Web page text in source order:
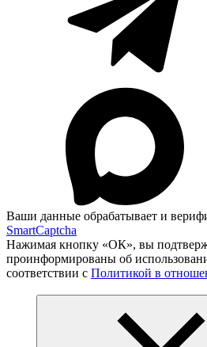
Ваши данные обрабатывает и
SmartCaptcha
Нажимая кнопку «ОК», вы
проинформированы об
соответствии с Политикой в